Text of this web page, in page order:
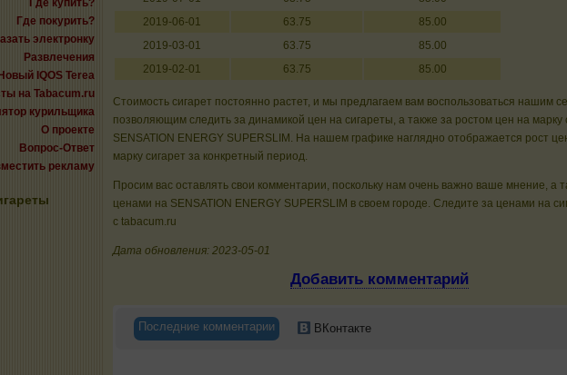
Где купить?
Где покурить?
электронку
Развлечения
Новый IQOS Terea
на Tabacum.ru
курильщика
О проекте
Вопрос-Ответ
рекламу
2019-06-01
63.75
85.00
2019-03-01
63.75
85.00
2019-02-01
63.75 85.00
Стоимость сигарет постоянно растет, и мы предлагаем вам воспользоваться нашим
позволяющим следить за динамикой цен на сигареты, а также за ростом цен на марку
SENSATION ENERGY SUPERSLIM. На нашем графике наглядно отображается рост
марку сигарет за конкретный период.
Просим вас оставлять свои комментарии, поскольку нам очень важно ваше мнение, а
ценами на SENSATION ENERGY SUPERSLIM в своем городе. Следите за ценами на
с tabacum.ru
Дата обновления: 2023-05-01
Добавить комментарий
Последние комментарии ВКонтакте